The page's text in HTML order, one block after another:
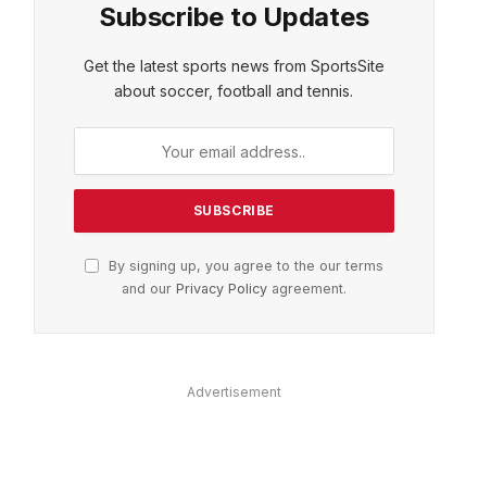
Subscribe to Updates
Get the latest sports news from SportsSite
about soccer, football and tennis.
By signing up, you agree to the our terms
and our Privacy Policyagreement.
Advertisement